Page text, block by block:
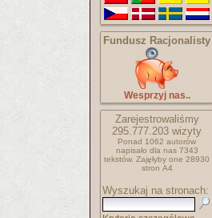
Fundusz Racjonalisty
Wesprzyj nas..
Zarejestrowaliśmy
295.777.203 wizyty
Ponad 1062 autorów
napisało dla nas 7343
tekstów. Zajęłyby one 28930
stron A4
Wyszukaj na stronach: